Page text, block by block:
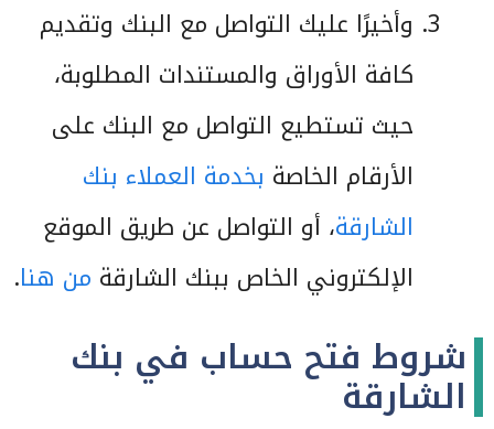
وأخيرًا عليك التواصل مع البنك وتقديم
كافة الأوراق والمستندات المطلوبة،
حيث تستطيع التواصل مع البنك على
الأرقام الخاصة بخدمة العملاء بنك
الشارقة، أو التواصل عن طريق الموقع
الإلكتروني الخاص ببنك الشارقة من هنا.
شروط فتح حساب في بنك
الشارقة